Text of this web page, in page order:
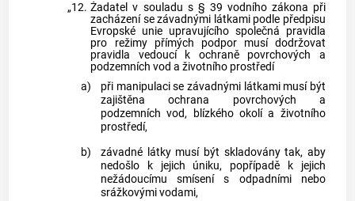
„12. Žadatel v souladu s § 39 vodního zákona při
zacházení se závadnými látkami podle předpisu
Evropské unie upravujícího společná pravidla
pro režimy přímých podpor musí dodržovat
pravidla vedoucí k ochraně povrchových a
podzemních vod a životního prostředí
a)
při manipulaci se závadnými látkami musí být
zajištěna ochrana povrchových a
podzemních vod, blízkého okolí a životního
prostředí,
b)
závadné látky musí být skladovány tak, aby
nedošlo k jejich úniku, popřípadě k jejich
nežádoucímu smísení s odpadními nebo
srážkovými vodami,